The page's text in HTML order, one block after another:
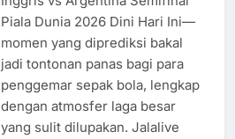
Piala Dunia 2026 Dini Hari Ini—
momen yang diprediksi bakal
jadi tontonan panas bagi para
penggemar sepak bola, lengkap
dengan atmosfer laga besar
yang sulit dilupakan. Jalalive